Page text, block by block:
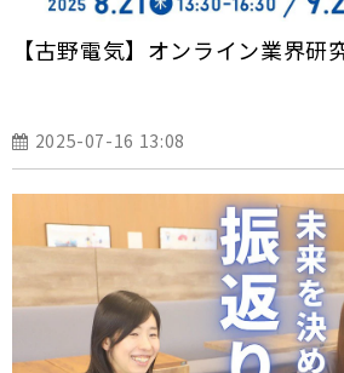
【古野電気】オンライン業界研
2025-07-16 13:08